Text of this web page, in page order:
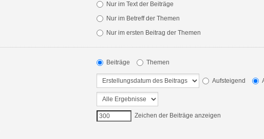
Nur im Text der Beiträge
Nur im Betreff der Themen
Nur im ersten Beitrag der Themen
Beiträge Themen
Aufsteigend
Zeichen der Beiträge anzeigen